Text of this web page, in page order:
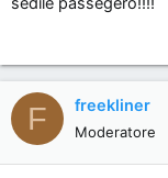
F freekliner
Moderatore